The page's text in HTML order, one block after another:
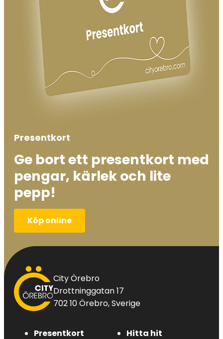
Presentkort
Ge bort ett presentkort med
pengar, kärlek och lite
pepp!
Köp online
City
Örebro
City Örebro
Drottninggatan 17
702 10 Örebro, Sverige
Presentkort Hitta hit